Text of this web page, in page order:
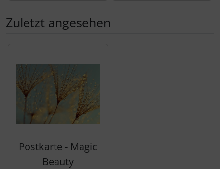
Zuletzt angesehen
Postkarte - Magic
Beauty